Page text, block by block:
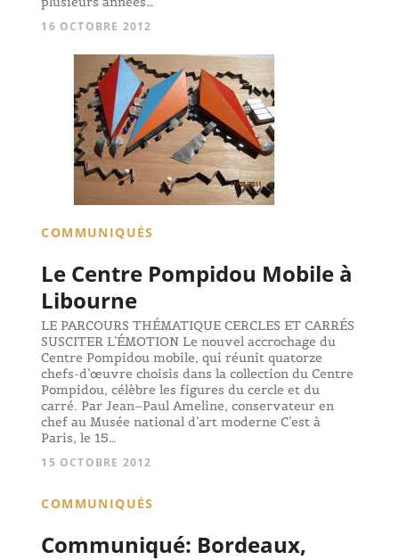
16 OCTOBRE 2012
COMMUNIQUÉS
Le Centre Pompidou Mobile à
Libourne
LE PARCOURS THÉMATIQUE CERCLES ET CARRÉS
SUSCITER L’ÉMOTION Le nouvel accrochage du
Centre Pompidou mobile, qui réunit quatorze
chefs-d’œuvre choisis dans la collection du Centre
Pompidou, célèbre les figures du cercle et du
carré. Par Jean–Paul Ameline, conservateur en
chef au Musée national d’art moderne C’est à
Paris, le 15…
15 OCTOBRE 2012
COMMUNIQUÉS
Communiqué: Bordeaux,